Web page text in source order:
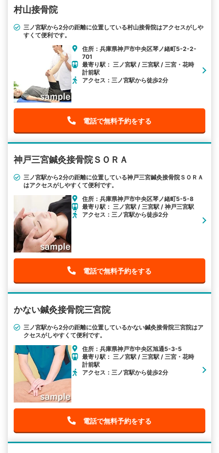
村山接骨院
三ノ宮駅から2分の距離に位置している村山接骨院はアクセスがしや
すくて便利です。
住所：兵庫県神戸市中央区琴ノ緒町5-2-2-
701
最寄り駅： 三ノ宮駅 / 三宮駅 / 三宮・花時
計前駅
アクセス：三ノ宮駅から徒歩2分
電話で無料予約をする
神戸三宮鍼灸接骨院ＳＯＲＡ
三ノ宮駅から2分の距離に位置している神戸三宮鍼灸接骨院ＳＯＲＡ
はアクセスがしやすくて便利です。
住所：兵庫県神戸市中央区琴ノ緒町5-5-8
最寄り駅： 三ノ宮駅 / 三宮駅 / 神戸三宮駅
アクセス：三ノ宮駅から徒歩2分
電話で無料予約をする
かない鍼灸接骨院三宮院
三ノ宮駅から2分の距離に位置しているかない鍼灸接骨院三宮院はア
クセスがしやすくて便利です。
住所：兵庫県神戸市中央区旭通5-3-5
最寄り駅： 三ノ宮駅 / 三宮駅 / 三宮・花時
計前駅
アクセス：三ノ宮駅から徒歩2分
電話で無料予約をする